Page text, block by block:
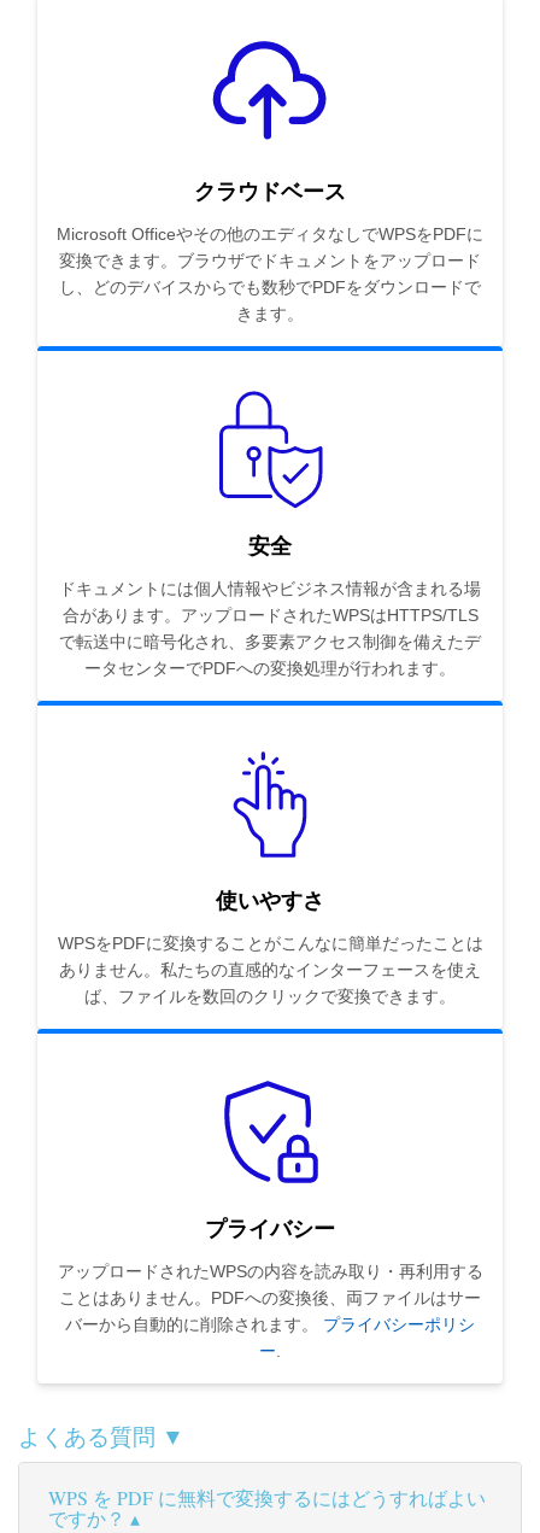
クラウドベース
Microsoft Officeやその他のエディタなしでWPSをPDFに
変換できます。ブラウザでドキュメントをアップロード
し、どのデバイスからでも数秒でPDFをダウンロードで
きます。
安全
ドキュメントには個人情報やビジネス情報が含まれる場
合があります。アップロードされたWPSはHTTPS/TLS
で転送中に暗号化され、多要素アクセス制御を備えたデ
ータセンターでPDFへの変換処理が行われます。
使いやすさ
WPSをPDFに変換することがこんなに簡単だったことは
ありません。私たちの直感的なインターフェースを使え
ば、ファイルを数回のクリックで変換できます。
プライバシー
アップロードされたWPSの内容を読み取り・再利用する
ことはありません。PDFへの変換後、両ファイルはサー
バーから自動的に削除されます。 プライバシーポリシ
ー.
よくある質問 ▼
WPS を PDF に無料で変換するにはどうすればよい
ですか？